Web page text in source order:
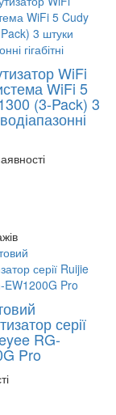
WiFi
WiFi 5
(3-Pack) 3
серії
RG-
Pro